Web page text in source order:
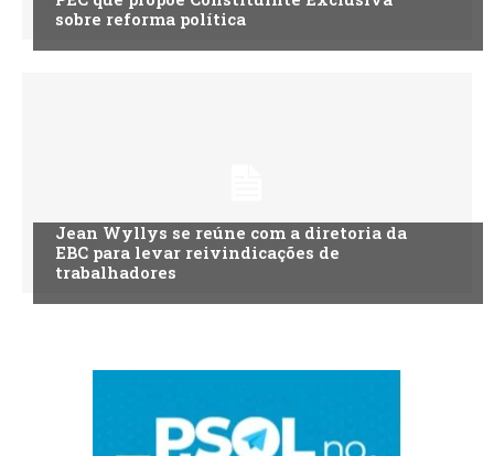
sobre reforma política
Jean Wyllys se reúne com a diretoria da
EBC para levar reivindicações de
trabalhadores